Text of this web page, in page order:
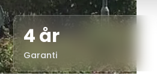
4 år
Garanti